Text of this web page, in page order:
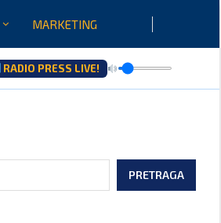
MARKETING
RADIO PRESS LIVE!
PRETRAGA